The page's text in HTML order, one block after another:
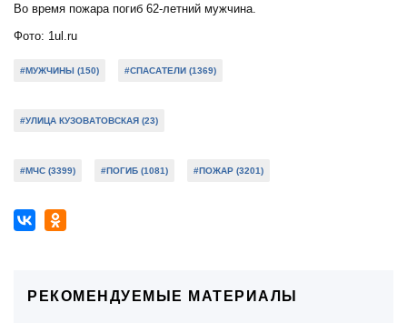
Во время пожара погиб 62-летний мужчина.
Фото: 1ul.ru
#МУЖЧИНЫ (150) #СПАСАТЕЛИ (1369)
#УЛИЦА КУЗОВАТОВСКАЯ (23)
#МЧС (3399) #ПОГИБ (1081) #ПОЖАР (3201)
РЕКОМЕНДУЕМЫЕ МАТЕРИАЛЫ